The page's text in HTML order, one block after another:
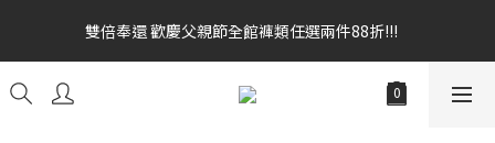
雙倍奉還 歡慶父親節全館褲類任選兩件88折!!!
雙倍奉還 歡慶父親節全館褲類任選兩件88折!!!
全館消費滿額$1680贈3D好野貓公仔(絲綢鐵黑) 滿額$2499贈達摩
金幣 送完為止!  滿$3000再贈現金卷$300元